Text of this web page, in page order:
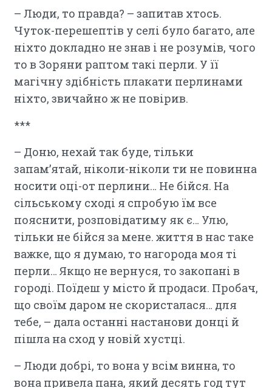
– Люди, то правда? – запитав хтось.
Чуток-перешептів у селі було багато, але
ніхто докладно не знав і не розумів, чого
то в Зоряни раптом такі перли. У її
магічну здібність плакати перлинами
ніхто, звичайно ж не повірив.
***
– Доню, нехай так буде, тільки
запам’ятай, ніколи-ніколи ти не повинна
носити оці-от перлини… Не бійся. На
сільському сході я спробую їм все
пояснити, розповідатиму як є… Улю,
тільки не бійся за мене. життя в нас таке
важке, що я думаю, то нагорода моя ті
перли… Якщо не вернуся, то закопані в
городі. Поїдеш у місто й продаси. Пробач,
що своїм даром не скористалася… для
тебе, – дала останні настанови донці й
пішла на сход у новій хустці.
– Люди добрі, то вона у всім винна, то
вона привела пана, який десять год тут